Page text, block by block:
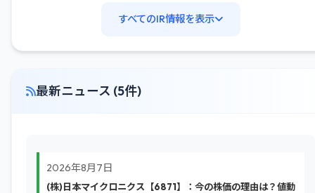
すべてのIR情報を表示
最新ニュース (5件)
2026年8月7日
(株)日本マイクロニクス【6871】：今の株価の理由は？値動